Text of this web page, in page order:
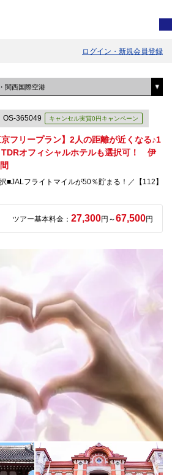
ログイン・新規会員登録
関西国際空港
OS-365049 キャンセル実質0円キャンペーン
京フリープラン】2人の距離が近くなる♪1
オフィシャルホテルも選択可！ 伊
■JALフライトマイルが50％貯まる！／【112】
ツアー基本料金： 27,300円～67,500円